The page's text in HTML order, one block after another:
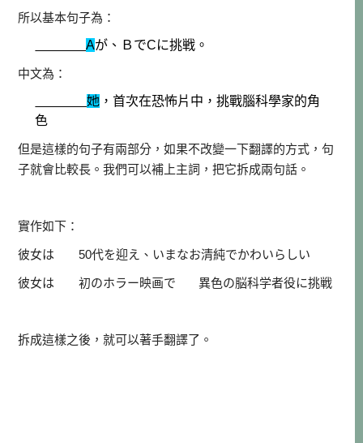
所以基本句子為：
Aが、ＢでCに挑戦。
中文為：
她 ，首次在恐怖片中，挑戰腦科學家的角
色
但是這樣的句子有兩部分，如果不改變一下翻譯的方式，句
子就會比較長。我們可以補上主詞，把它拆成兩句話。
實作如下：
彼女は 50代を迎え、いまなお清純でかわいらしい
彼女は 初のホラー映画で 異色の脳科学者役に挑戦
拆成這樣之後，就可以著手翻譯了。